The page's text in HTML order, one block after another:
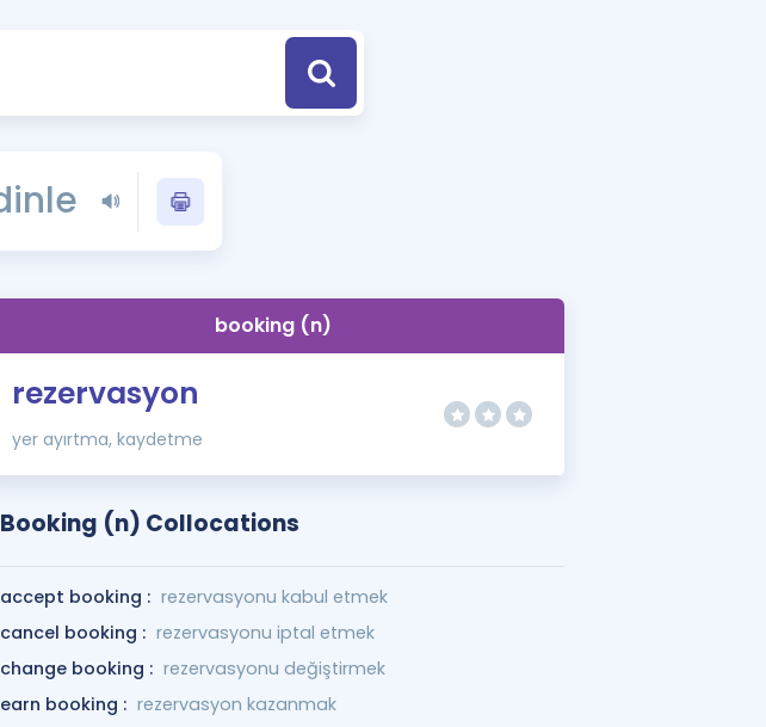
Tüm ÖSYM Sınavları Tek Takvimde
YDS - YÖKDİL Tüm Sınavlarla İlgili Haberler
İngilizce Gramer
booking (n)
rezervasyon
yer ayırtma, kaydetme
Booking (n) Collocations
accept booking : rezervasyonu kabul etmek
cancel booking : rezervasyonu iptal etmek
change booking : rezervasyonu değiştirmek
earn booking : rezervasyon kazanmak